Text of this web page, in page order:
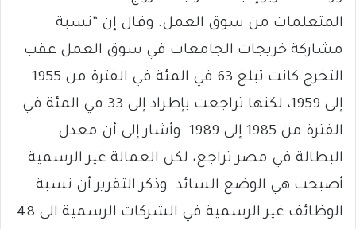
المتعلمات من سوق العمل. وقال إن “نسبة
مشاركة خريجات الجامعات في سوق العمل عقب
التخرج كانت تبلغ 63 في المئة في الفترة من 1955
إلى 1959، لكنها تراجعت بإطراد إلى 33 في المئة في
الفترة من 1985 إلى 1989. وأشار إلى أن معدل
البطالة في مصر تراجع، لكن العمالة غير الرسمية
أصبحت هي الوضع السائد. وذكر التقرير أن نسبة
الوظائف غير الرسمية في الشركات الرسمية الى 48